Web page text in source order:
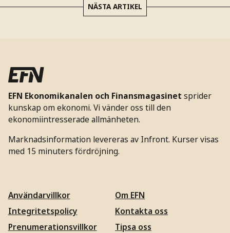
NÄSTA ARTIKEL
EFN Ekonomikanalen och Finansmagasinet sprider
kunskap om ekonomi. Vi vänder oss till den
ekonomiintresserade allmänheten.
Marknadsinformation levereras av Infront. Kurser visas
med 15 minuters fördröjning.
Användarvillkor
Integritetspolicy
Prenumerationsvillkor
Om EFN
Kontakta oss
Tipsa oss